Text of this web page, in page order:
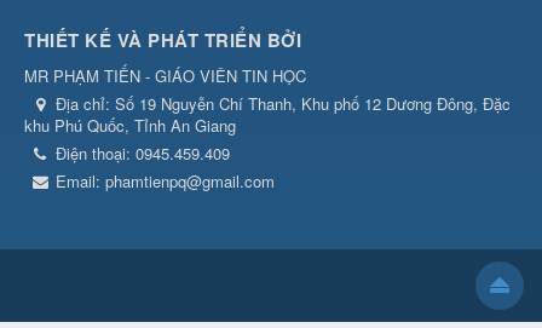
THIẾT KẾ VÀ PHÁT TRIỂN BỞI
MR PHẠM TIẾN - GIÁO VIÊN TIN HỌC
Địa chỉ: Số 19 Nguyễn Chí Thanh, Khu phố 12 Dương Đông, Đặc
khu Phú Quốc, Tỉnh An Giang
Điện thoại: 0945.459.409
Email: phamtienpq@gmail.com